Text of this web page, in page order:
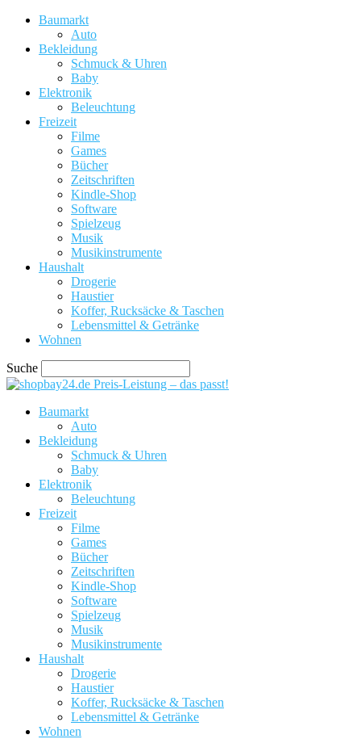
Baumarkt
Auto
Bekleidung
Schmuck & Uhren
Baby
Elektronik
Beleuchtung
Freizeit
Filme
Games
Bücher
Zeitschriften
Kindle-Shop
Software
Spielzeug
Musik
Musikinstrumente
Haushalt
Drogerie
Haustier
Koffer, Rucksäcke & Taschen
Lebensmittel & Getränke
Wohnen
Suche
Preis-Leistung – das passt!
Baumarkt
Auto
Bekleidung
Schmuck & Uhren
Baby
Elektronik
Beleuchtung
Freizeit
Filme
Games
Bücher
Zeitschriften
Kindle-Shop
Software
Spielzeug
Musik
Musikinstrumente
Haushalt
Drogerie
Haustier
Koffer, Rucksäcke & Taschen
Lebensmittel & Getränke
Wohnen